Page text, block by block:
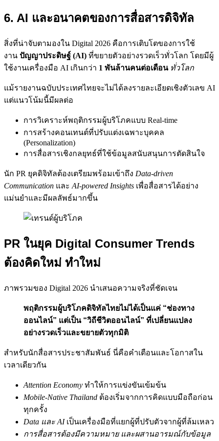
6. AI และอนาคตของการสื่อสารดิจิทัล
สิ่งที่น่าจับตามองใน Digital 2026 คือการเติบโตของการใช้
งาน ปัญญาประดิษฐ์ (AI) ที่ขยายตัวอย่างรวดเร็วทั่วโลก โดยมีผู้
ใช้งานเครื่องมือ AI เกินกว่า 1 พันล้านคนต่อเดือน ทั่วโลก
แม้รายงานฉบับประเทศไทยจะไม่ได้ลงรายละเอียดเชิงตัวเลข AI
แต่แนวโน้มนี้มีผลต่อ
การวิเคราะห์พฤติกรรมผู้บริโภคแบบ Real-time
การสร้างคอนเทนต์ที่ปรับแต่งเฉพาะบุคคล
(Personalization)
การสื่อสารเชิงกลยุทธ์ที่ใช้ข้อมูลสนับสนุนการตัดสินใจ
นัก PR ยุคดิจิทัลต้องเตรียมพร้อมเข้าถึง Data-driven
Communication และ AI-powered Insights เพื่อสื่อสารได้อย่าง
แม่นยำและมีผลลัพธ์มากขึ้น
PR ในยุค Digital Consumer Trends
ต้องคิดใหม่ ทำใหม่
ภาพรวมของ Digital 2026 นำเสนอความจริงที่ชัดเจน
พฤติกรรมผู้บริโภคดิจิทัลไทยไม่ได้เป็นแค่ “ช่องทาง
ออนไลน์” แต่เป็น “วิถีชีวิตออนไลน์” ที่เปลี่ยนแปลง
อย่างรวดเร็วและขยายตัวทุกมิติ
สำหรับนักสื่อสารประชาสัมพันธ์ นี่คือคำเตือนและโอกาสใน
เวลาเดียวกัน
Attention Economy ทำให้การแข่งขันเข้มข้น
Mobile-Native Thailand ต้องเริ่มจากการคิดแบบมือถือก่อน
ทุกครั้ง
Data และ AIเป็นเครื่องมือที่แยกผู้ที่ปรับตัวจากผู้ที่ล้มเหลว
การสื่อสารต้องมีความหมาย และผสานอารมณ์กับข้อมูล